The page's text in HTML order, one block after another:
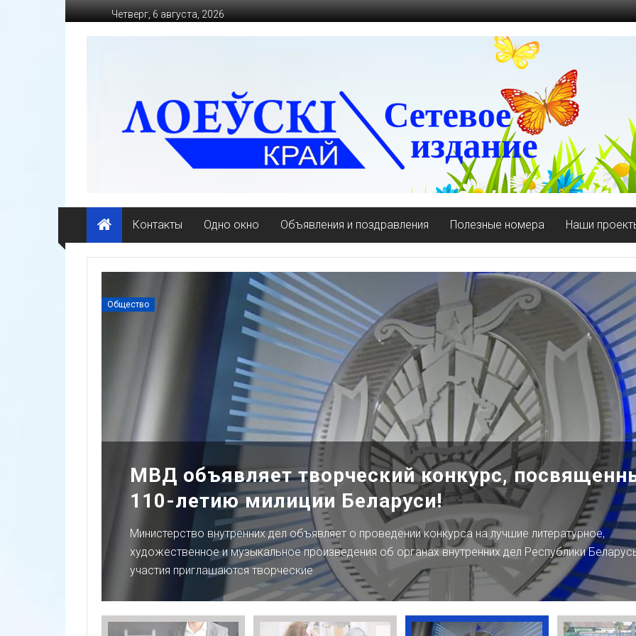
к
содержимому
Четверг, 6 августа, 2026
массово-
политическая
Контакты Одно окно Объявления и поздравления Полезные номера Наши
МВД объявляет творческий конкурс,
110-летию милиции Беларуси!
Министерство внутренних дел объявляет о проведении конкурса на лучшие литературное,
художественное и музыкальное произведения об органах внутренних дел Республики
участия приглашаются творческие
Общество